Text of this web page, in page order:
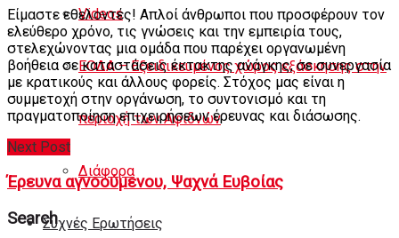
Videos
ΕΟΔΑ – Εξειδικευμένος χώρος εξάσκησης στην
περιοχή των Αφιδνών
Διάφορα
Συχνές Ερωτήσεις
Είμαστε εθελοντές! Απλοί άνθρωποι που προσφέρουν τον
ελεύθερο χρόνο, τις γνώσεις και την εμπειρία τους,
στελεχώνοντας μια ομάδα που παρέχει οργανωμένη
βοήθεια σε καταστάσεις έκτακτης ανάγκης, σε συνεργασία
με κρατικούς και άλλους φορείς. Στόχος μας είναι η
συμμετοχή στην οργάνωση, το συντονισμό και τη
πραγματοποίηση επιχειρήσεων έρευνας και διάσωσης.
Next Post
Έρευνα αγνοούμενου, Ψαχνά Ευβοίας
Search